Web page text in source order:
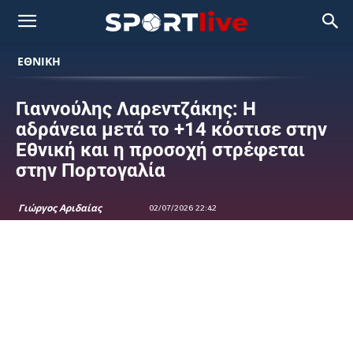
ΕΘΝΙΚΉ
Γιαννούλης Λαρεντζάκης: Η
αδράνεια μετά το +14 κόστισε στην
Εθνική και η προσοχή στρέφεται
στην Πορτογαλία
Γιώργος Αριδαίας 02/07/2026 22:42